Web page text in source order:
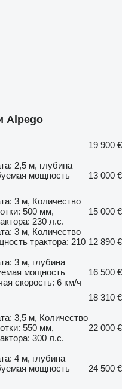
Alpego
19 900 €
2,5 м, глубина
мощность
13 000 €
3 м, Количество
500 мм,
230 л.с.
15 000 €
3 м, Количество
трактора: 210 12 890 €
3 м, глубина
мощность
скорость: 6 км/ч
16 500 €
18 310 €
3,5 м, Количество
550 мм,
300 л.с.
22 000 €
4 м, глубина
мощность
24 500 €